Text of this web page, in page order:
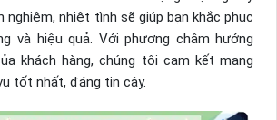
nghiệm, nhiệt tình sẽ giúp bạn khắc phục
và hiệu quả. Với phương châm hướng
khách hàng, chúng tôi cam kết mang
tốt nhất, đáng tin cậy.